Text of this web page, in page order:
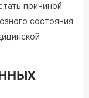
причиной
состояния